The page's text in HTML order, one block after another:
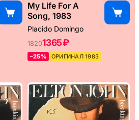
My Life For A
Song, 1983
Placido Domingo
18201365 ₽
–25% ОРИГИНАЛ 1983